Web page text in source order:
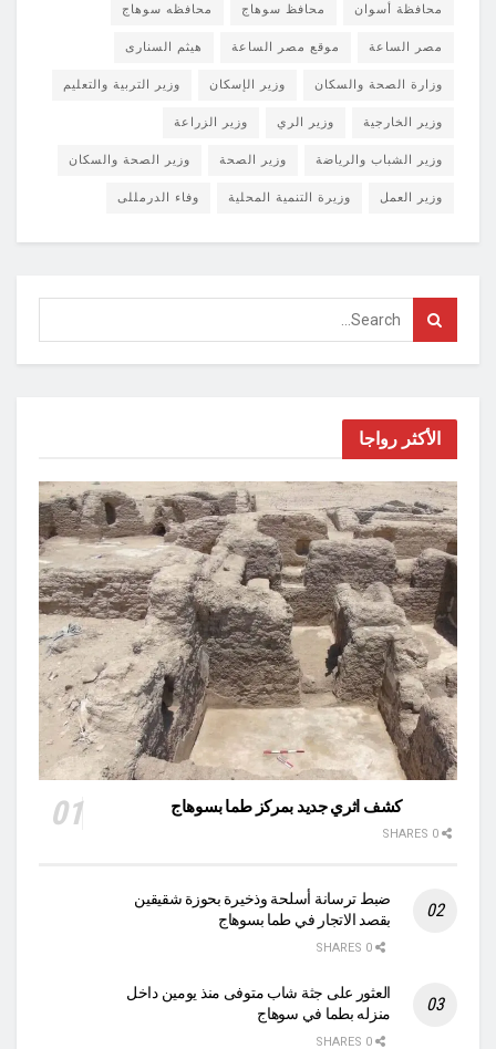
محافظة أسوان محافظ سوهاج محافظه سوهاج
مصر الساعة موقع مصر الساعة هيثم السنارى
وزارة الصحة والسكان وزير الإسكان وزير التربية والتعليم
وزير الخارجية وزير الري وزير الزراعة
وزير الشباب والرياضة وزير الصحة وزير الصحة والسكان
وزير العمل وزيرة التنمية المحلية وفاء الدرمللى
الأكثر رواجا
كشف اثري جديد بمركز طما بسوهاج
ضبط ترسانة أسلحة وذخيرة بحوزة شقيقين
بقصد الاتجار في طما بسوهاج
العثور على جثة شاب متوفى منذ يومين داخل
منزله بطما في سوهاج